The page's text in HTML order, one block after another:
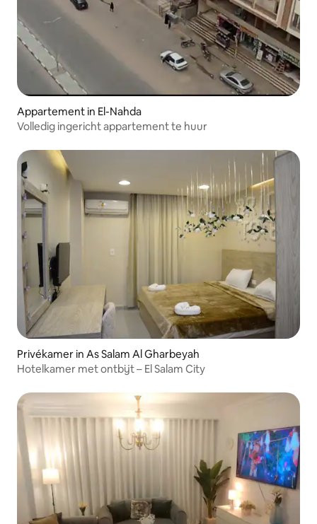
Appartement in El-Nahda
Volledig ingericht appartement te huur
Privékamer in As Salam Al Gharbeyah
Hotelkamer met ontbijt – El Salam City